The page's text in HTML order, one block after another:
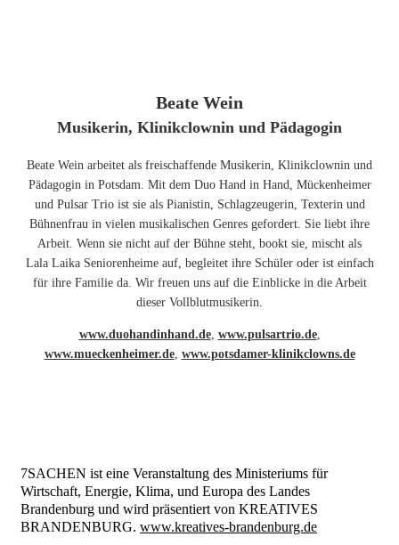
Beate Wein
Musikerin, Klinikclownin und Pädagogin
Beate Wein arbeitet als freischaffende Musikerin, Klinikclownin und
Pädagogin in Potsdam. Mit dem Duo Hand in Hand, Mückenheimer
und Pulsar Trio ist sie als Pianistin, Schlagzeugerin, Texterin und
Bühnenfrau in vielen musikalischen Genres gefordert. Sie liebt ihre
Arbeit. Wenn sie nicht auf der Bühne steht, bookt sie, mischt als
Lala Laika Seniorenheime auf, begleitet ihre Schüler oder ist einfach
für ihre Familie da. Wir freuen uns auf die Einblicke in die Arbeit
dieser Vollblutmusikerin.
www.duohandinhand.de, www.pulsartrio.de,
www.mueckenheimer.de, www.potsdamer-klinikclowns.de
7SACHEN ist eine Veranstaltung des Ministeriums für
Wirtschaft, Energie, Klima, und Europa des Landes
Brandenburg und wird präsentiert von KREATIVES
BRANDENBURG. www.kreatives-brandenburg.de